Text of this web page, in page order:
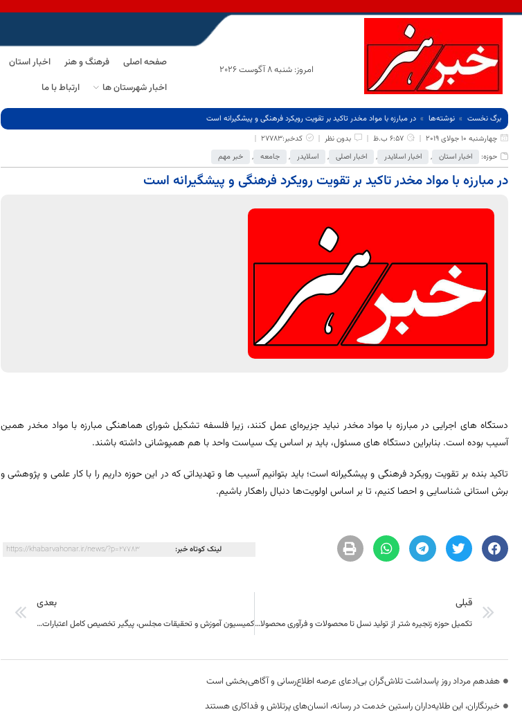
امروز: شنبه 8 آگوست 2026
صفحه اصلی فرهنگ و هنر اخبار استان
اخبار شهرستان ها
ارتباط با ما
برگ نخست نوشته‌ها
در مبارزه با مواد مخدر تاکید بر تقویت رویکرد فرهنگی و پیشگیرانه است
چهارشنبه 10 جولای 2019
6:57 ب.ظ بدون نظر
کدخبر:27783
حوزه:
اخبار استان , اخبار اسلایدر , اخبار اصلی , اسلایدر , جامعه , خبر مهم
در مبارزه با مواد مخدر تاکید بر تقویت رویکرد فرهنگی و پیشگیرانه است
دستگاه های اجرایی در مبارزه با مواد مخدر نباید جزیره‌ای عمل کنند، زیرا فلسفه تشکیل شورای هماهنگی مبارزه با مواد مخدر همین
آسیب بوده است. بنابراین دستگاه های مسئول، باید بر اساس یک سیاست واحد با هم همپوشانی داشته باشند.
تاکید بنده بر تقویت رویکرد فرهنگی و پیشگیرانه است؛ باید بتوانیم آسیب ها و تهدیداتی که در این حوزه داریم را با کار علمی و پژوهشی و
برش استانی شناسایی و احصا کنیم، تا بر اساس اولویت‌ها دنبال راهکار باشیم.
لینک کوتاه خبر: https://khabarvahonar.ir/news/?p=27783
قبلی
تکمیل حوزه زنجیره شتر از تولید نسل تا محصولات و فرآوری محصولات باید در نهبندان ایجاد شود
بعدی
کمیسیون آموزش و تحقیقات مجلس، پیگیر تخصیص کامل اعتبارات دانشگاهها خراسان جنوبی
هفدهم مرداد روز پاسداشت تلاش‌گران بی‌ادعای عرصه اطلاع‌رسانی و آگاهی‌بخشی است
خبرنگاران، این طلایه‌داران راستین خدمت در رسانه، انسان‌های پرتلاش و فداکاری هستند